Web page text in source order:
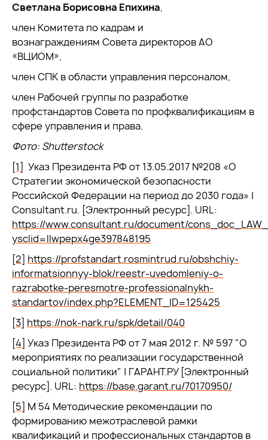
Светлана Борисовна Епихина,
член Комитета по кадрам и
вознаграждениям Совета директоров АО
«ВЦИОМ»,
член СПК в области управления персоналом,
член Рабочей группы по разработке
профстандартов Совета по профквалификациям в
сфере управления и права.
Фото: Shutterstock
[1] Указ Президента РФ от 13.05.2017 №208 «О
Стратегии экономической безопасности
Российской Федерации на период до 2030 года» |
Consultant.ru. [Электронный ресурс]. URL:
https://www.consultant.ru/document/
ysclid=llwpepx4ge397848195
[2] https://profstandart.rosmintrud.ru/obshchiy-
informatsionnyy-blok/reestr-uvedomleniy-o-
razrabotke-peresmotre-professionalnykh-
standartov/index.php?ELEMENT_ID=125425
[3] https://nok-nark.ru/spk/detail/040
[4] Указ Президента РФ от 7 мая 2012 г. № 597 "О
мероприятиях по реализации государственной
социальной политики" | ГАРАНТ.РУ [Электронный
ресурс]. URL: https://base.garant.ru/70170950/
[5] М 54 Методические рекомендации по
формированию межотраслевой рамки
квалификаций и профессиональных стандартов в